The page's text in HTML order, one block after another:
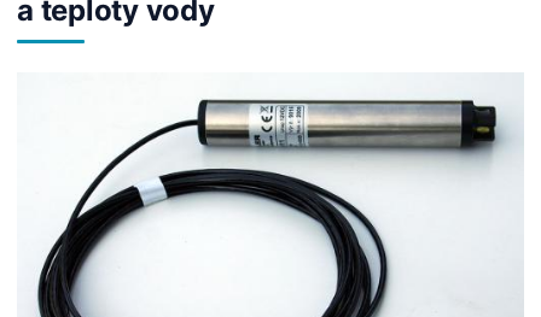
a teploty vody